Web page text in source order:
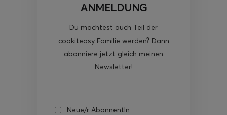
ANMELDUNG
Du möchtest auch Teil der
cookiteasy Familie werden? Dann
abonniere jetzt gleich meinen
Newsletter!
Neue/r AbonnentIn